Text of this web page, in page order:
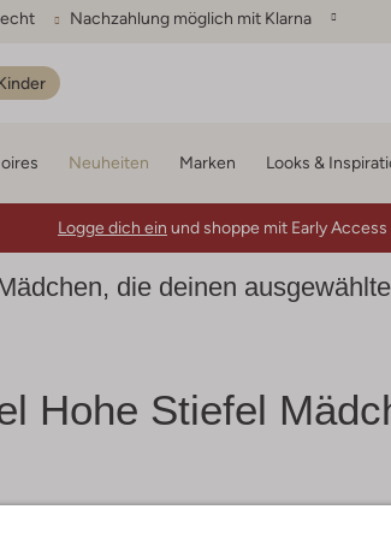
Nachzahlung möglich mit Klarna
Neuheiten Marken Looks &
Logge dich ein und shoppe mit Early Access
die deinen
Hohe Stiefel